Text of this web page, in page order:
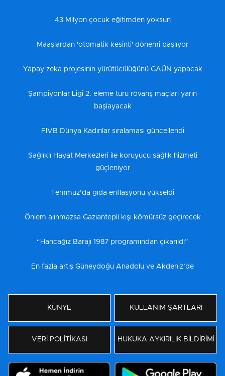
43 Milyon çocuk eğitimden yoksun
Maaşlardan 'otomatik kesinti' dönemi başlıyor
Yapay zeka projesinin yürütücülüğünü GAÜN yapacak
Şampiyonlar Ligi 2. eleme turu rövanş maçları yarın
başlayacak
FIVB Dünya Kadınlar sıralaması güncellendi
Sağlıklı Hayat Merkezleri ile koruyucu sağlık hizmeti
güçleniyor
Temmuz’da gıda enflasyonu yükseldi
Önlem alınmazsa Gaziantepli kışı kömürsüz geçirecek
“Hancağız Barajı 1987 programından çıkarıldı”
En fazla artış Güneydoğu Anadolu ve Akdeniz’de
KÜNYE KULLANIM ŞARTLARI
VERİ POLİTİKASI HUKUKA AYKIRILIK BİLDİRİMİ